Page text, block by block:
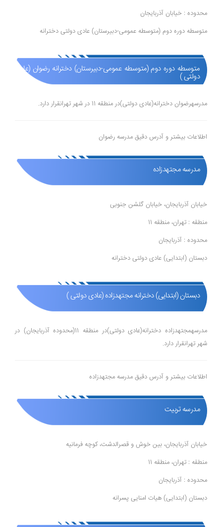
محدوده : خیابان آذربایجان
متوسطه دوره دوم (متوسطه عمومی-دبیرستان) عادی دولتی دخترانه
متوسطه دوره دوم (متوسطه عمومی-دبیرستان) دخترانه رضوان (عادی
دولتی )
مدرسهرضوان دخترانه(عادی دولتی)در منطقه 11 در شهر تهرانقرار دارد.
اطلاعات بیشتر و آدرس دقیق مدرسه رضوان
مدرسه مجتهدزاده
خیابان آذربایجان، خیابان گلشن جنوبی
منطقه : تهران، منطقه 11
محدوده : آذربایجان
دبستان (ابتدایی) عادی دولتی دخترانه
دبستان (ابتدایی) دخترانه مجتهدزاده (عادی دولتی )
مدرسهمجتهدزاده دخترانه(عادی دولتی)در منطقه 11(محدوده آذربایجان) در
شهر تهرانقرار دارد.
اطلاعات بیشتر و آدرس دقیق مدرسه مجتهدزاده
مدرسه تربیت
خیابان آذربایجان، بین خوش و قصرالدشت، کوچه فرمانیه
منطقه : تهران، منطقه 11
محدوده : آذربایجان
دبستان (ابتدایی) هیات امنایی پسرانه